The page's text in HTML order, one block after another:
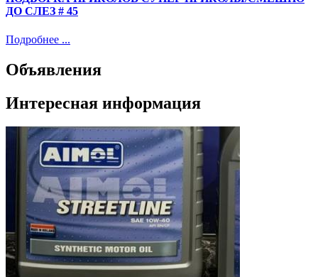
ДО СЛЕЗ # 45
Подробнее ...
Объявления
Интересная информация